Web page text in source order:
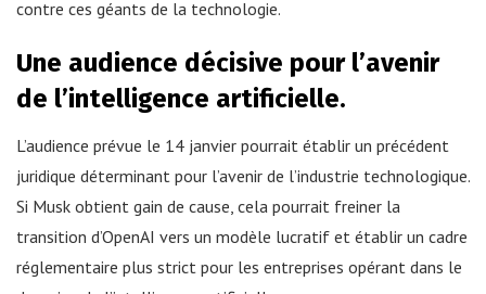
contre ces géants de la technologie.
Une audience décisive pour l’avenir
de l’intelligence artificielle.
L’audience prévue le 14 janvier pourrait établir un précédent
juridique déterminant pour l’avenir de l’industrie technologique.
Si Musk obtient gain de cause, cela pourrait freiner la
transition d’OpenAI vers un modèle lucratif et établir un cadre
réglementaire plus strict pour les entreprises opérant dans le